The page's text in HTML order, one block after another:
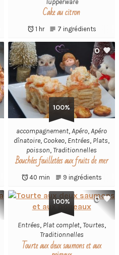
Cake au citron
1 hr 7 ingrédients
100%
0
accompagnement,Apéro,Apéro
dînatoire, Cookeo, Entrées, Plats,
poisson,Traditionnelles
Bouchées feuilletées aux fruits de mer
40 min 9 ingrédients
100% 0
Entrées, Plat complet,Tourtes,
Traditionnelles
Tourte aux deux saumons et aux